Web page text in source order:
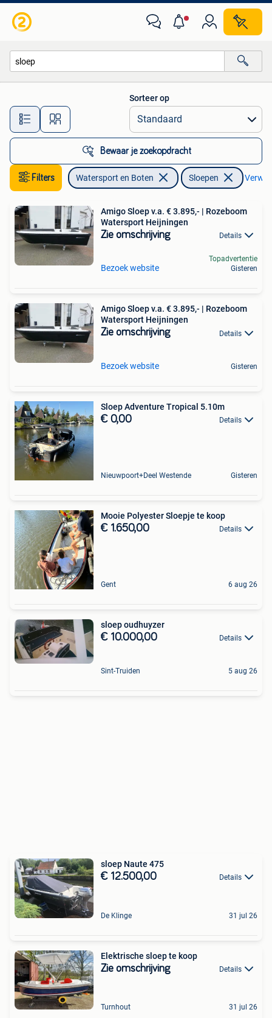
Alle afstanden…
Sorteer op
Bewaar je zoekopdracht
Filters Watersport en Boten Sloepen
Amigo Sloep v.a. € 3.895,- | Rozeboom
Watersport Heijningen
Zie omschrijving Details
Bezoek website
Topadvertentie
Gisteren
Amigo Sloep v.a. € 3.895,- | Rozeboom
Watersport Heijningen
Zie omschrijving Details
Bezoek website Gisteren
Sloep Adventure Tropical 5.10m
€ 0,00 Details
Nieuwpoort+Deel Westende Gisteren
Mooie Polyester Sloepje te koop
€ 1.650,00 Details
Gent 6 aug 26
sloep oudhuyzer
€ 10.000,00 Details
Sint-Truiden 5 aug 26
sloep Naute 475
€ 12.500,00 Details
De Klinge 31 jul 26
Elektrische sloep te koop
Zie omschrijving Details
Turnhout 31 jul 26